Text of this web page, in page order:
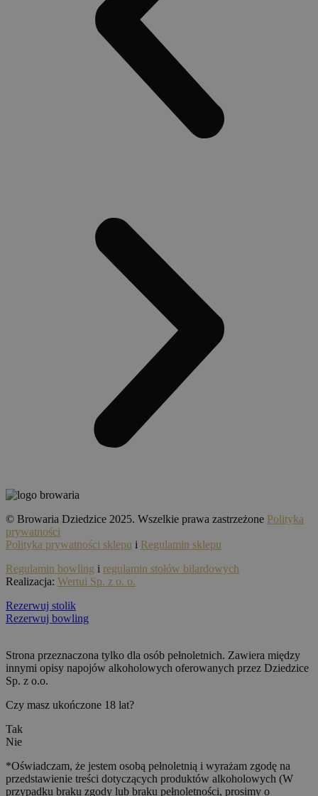
© Browaria Dziedzice 2025. Wszelkie prawa zastrzeżone Polityka
prywatności
Polityka prywatności sklepu i Regulamin sklepu
Regulamin bowling i regulamin stołów bilardowych
Realizacja: Wertui Sp. z o. o.
Rezerwuj stolik
Rezerwuj bowling
Strona przeznaczona tylko dla osób pełnoletnich. Zawiera między
innymi opisy napojów alkoholowych oferowanych przez Dziedzice
Sp. z o.o.
Czy masz ukończone 18 lat?
Tak
Nie
*Oświadczam, że jestem osobą pełnoletnią i wyrażam zgodę na
przedstawienie treści dotyczących produktów alkoholowych (W
przypadku braku zgody lub braku pełnoletności, prosimy o